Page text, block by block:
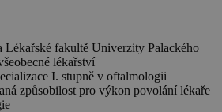
Lékařské fakultě Univerzity Palackého
lékařství
I. stupně v oftalmologii
způsobilost pro výkon povolání lékaře